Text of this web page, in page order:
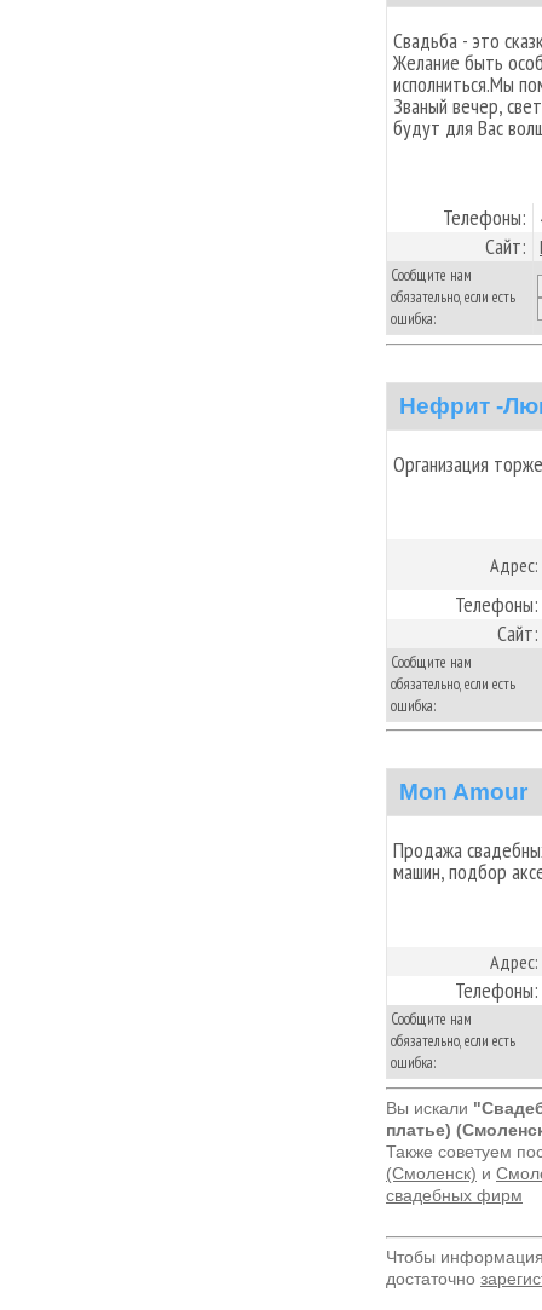
Свадьба - это
Желание быть
исполниться.Мы
Званый вечер,
будут для Вас
Телефоны:
Сайт:
Сообщите нам
обязательно, если есть
ошибка:
Нефрит -
Организация
Адрес:
Телефоны:
Сайт:
Сообщите нам
обязательно, если есть
ошибка:
Mon Amour
Продажа
машин, подбор
Адрес:
Телефоны:
Сообщите нам
обязательно, если есть
ошибка:
Вы искали
платье)
Также советуем
(Смоленск) и
свадебных фирм
Чтобы
достаточно